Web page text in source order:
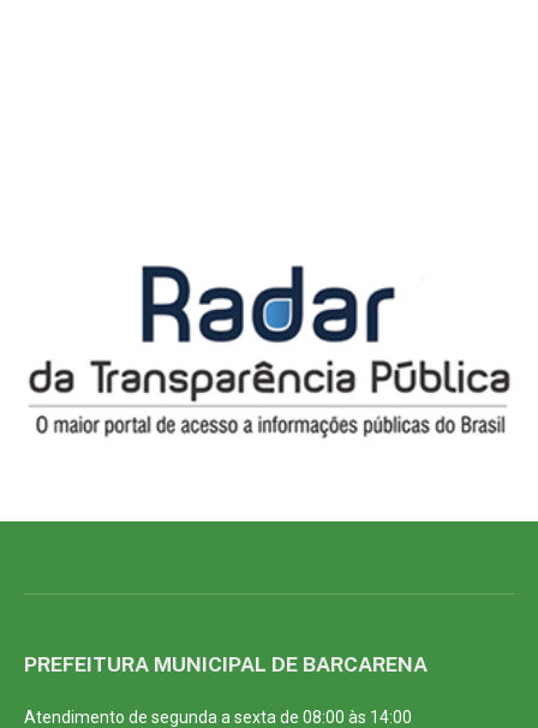
PREFEITURA MUNICIPAL DE BARCARENA
Atendimento de segunda a sexta de 08:00 às 14:00